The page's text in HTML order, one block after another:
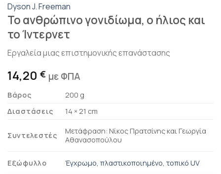
Dyson J. Freeman
Το ανθρώπινο γονιδίωμα, ο ήλιος και
το Ίντερνετ
Εργαλεία μιας επιστημονικής επανάστασης
14,20 € με ΦΠΑ
Βάρος
200 g
Διαστάσεις
14 × 21 cm
Συντελεστές
Μετάφραση: Νίκος Πρατσίνης και Γεωργία
Αθανασοπούλου
Εξώφυλλο Έγχρωμο, πλαστικοποιημένο, τοπικό UV